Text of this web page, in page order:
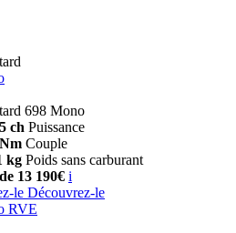
698 Mono
ch Puissance
Couple
kg Poids sans carburant
13 190€ i
le Découvrez-le
RVE